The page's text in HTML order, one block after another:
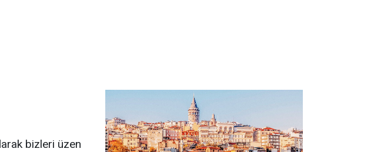
bizleri üzen